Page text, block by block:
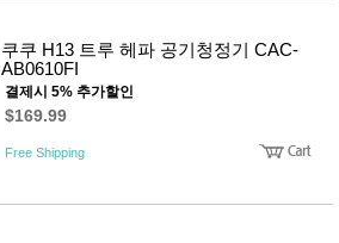
쿠쿠 H13 트루 헤파 공기청정기 CAC-
AB0610FI
결제시 5% 추가할인
$169.99
Free Shipping